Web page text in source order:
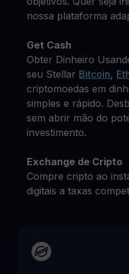
nossa plataforma
Get Cash
Obter Dinheiro
seu Stellar Bitcoin,
criptomoedas em
simples e rápido.
sem abrir mão do
investimento.
Exchange de Cripto
Compre cripto ao
digitais a taxas